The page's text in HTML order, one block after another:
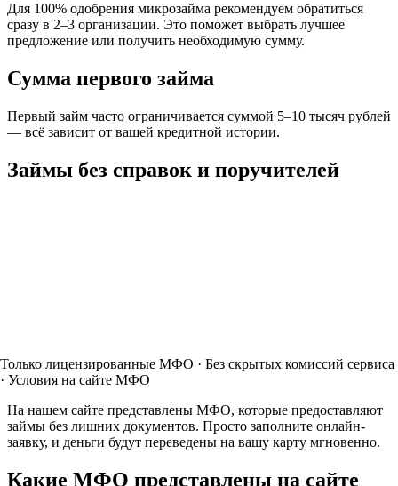
Для 100% одобрения микрозайма рекомендуем обратиться
сразу в 2–3 организации. Это поможет выбрать лучшее
предложение или получить необходимую сумму.
Сумма первого займа
Первый займ часто ограничивается суммой 5–10 тысяч рублей
— всё зависит от вашей кредитной истории.
Займы без справок и поручителей
Только лицензированные МФО · Без скрытых комиссий сервиса
· Условия на сайте МФО
На нашем сайте представлены МФО, которые предоставляют
займы без лишних документов. Просто заполните онлайн-
заявку, и деньги будут переведены на вашу карту мгновенно.
Какие МФО представлены на сайте